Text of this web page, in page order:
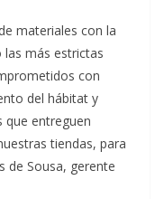
materiales con la
más estrictas
con
del hábitat y
que entreguen
tiendas, para
de Sousa, gerente